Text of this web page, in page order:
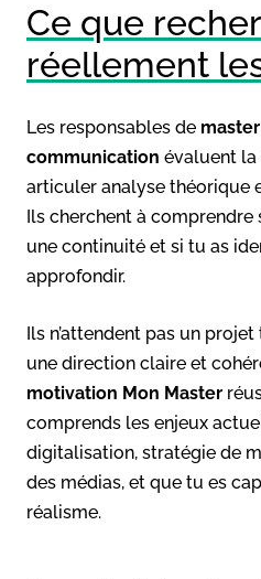
Ce que
réellement
Les responsables de
communication évaluent la
articuler analyse théorique
Ils cherchent à comprendre
une continuité et si tu as
approfondir.
Ils n’attendent pas un
une direction claire et
motivation Mon Master
comprends les enjeux
digitalisation, stratégie de
des médias, et que tu es
réalisme.